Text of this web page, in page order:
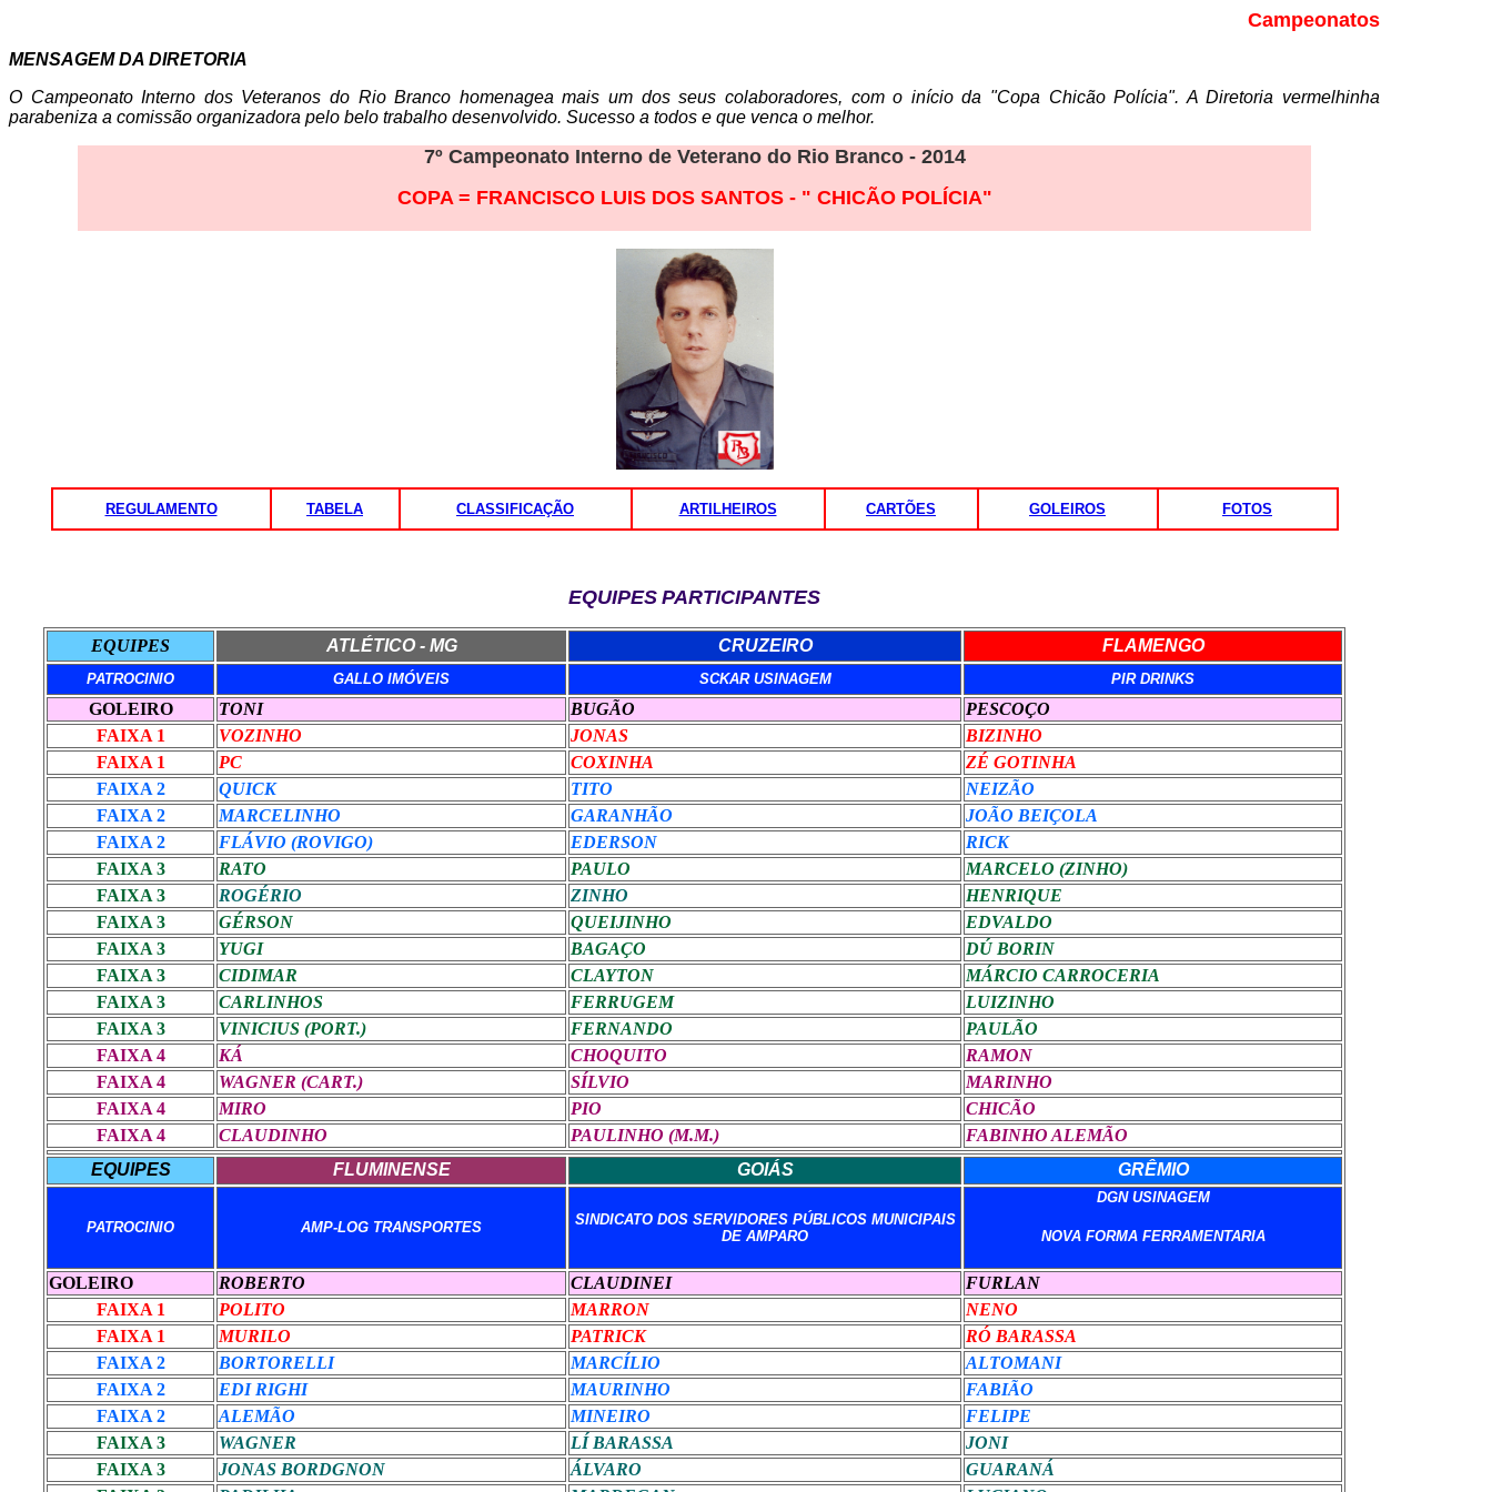
Campeonatos
MENSAGEM DA DIRETORIA
O Campeonato Interno dos Veteranos do Rio Branco homenagea mais um dos seus colaboradores, com o início da "Copa Chicão Polícia". A Diretoria vermelhinha
parabeniza a comissão organizadora pelo belo trabalho desenvolvido. Sucesso a todos e que venca o melhor.
7º Campeonato Interno de Veterano do Rio Branco - 2014
COPA = FRANCISCO LUIS DOS SANTOS - " CHICÃO POLÍCIA"
REGULAMENTO TABELA CLASSIFICAÇÃO ARTILHEIROS CARTÕES GOLEIROS FOTOS
EQUIPES PARTICIPANTES
EQUIPES ATLÉTICO - MG CRUZEIRO FLAMENGO
PATROCINIO GALLO IMÓVEIS SCKAR USINAGEM PIR DRINKS
GOLEIRO TONI BUGÃO
PESCOÇO
FAIXA 1
VOZINHO JONAS
BIZINHO
FAIXA 1
PC COXINHA
ZÉ GOTINHA
FAIXA 2
QUICK TITO
NEIZÃO
FAIXA 2
MARCELINHO GARANHÃO
JOÃO BEIÇOLA
FAIXA 2
FLÁVIO (ROVIGO) EDERSON
RICK
FAIXA 3
RATO PAULO
MARCELO (ZINHO)
FAIXA 3
ROGÉRIO ZINHO
HENRIQUE
FAIXA 3
GÉRSON QUEIJINHO
EDVALDO
FAIXA 3
YUGI BAGAÇO
DÚ BORIN
FAIXA 3
CIDIMAR CLAYTON
MÁRCIO CARROCERIA
FAIXA 3
CARLINHOS FERRUGEM
LUIZINHO
FAIXA 3
VINICIUS (PORT.) FERNANDO
PAULÃO
FAIXA 4
KÁ CHOQUITO
RAMON
FAIXA 4
WAGNER (CART.) SÍLVIO
MARINHO
FAIXA 4
MIRO PIO
CHICÃO
FAIXA 4
CLAUDINHO PAULINHO (M.M.)
FABINHO ALEMÃO
EQUIPES
FLUMINENSE GOIÁS GRÊMIO
PATROCINIO AMP-LOG TRANSPORTES
SINDICATO DOS SERVIDORES PÚBLICOS MUNICIPAIS
DE AMPARO
DGN USINAGEM
NOVA FORMA FERRAMENTARIA
GOLEIRO ROBERTO CLAUDINEI
FURLAN
FAIXA 1
POLITO MARRON
NENO
FAIXA 1
MURILO PATRICK
RÓ BARASSA
FAIXA 2
BORTORELLI MARCÍLIO
ALTOMANI
FAIXA 2
EDI RIGHI MAURINHO
FABIÃO
FAIXA 2
ALEMÃO MINEIRO
FELIPE
FAIXA 3
WAGNER LÍ BARASSA
JONI
FAIXA 3
JONAS BORDGNON ÁLVARO
GUARANÁ